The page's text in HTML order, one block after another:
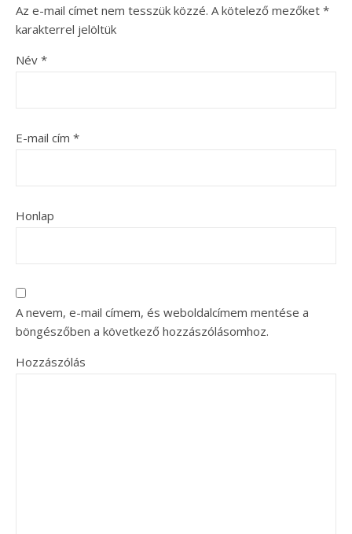
Az e-mail címet nem tesszük közzé. A kötelező mezőket *
karakterrel jelöltük
Név *
E-mail cím *
Honlap
A nevem, e-mail címem, és weboldalcímem mentése a
böngészőben a következő hozzászólásomhoz.
Hozzászólás